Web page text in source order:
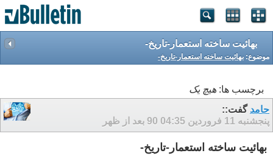
بهائیت ساخته استعمار-تاریخ-
موضوع: بهائیت ساخته استعمار-تاریخ-
برچسب ها: هیچ یک
حامد گفت::
پنجشنبه 11 فروردین 90
04:35 بعد از ظهر
بهائیت ساخته استعمار-تاریخ-